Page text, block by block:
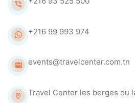
+216 99 993 974
events@travelcenter.com.tn
Travel Center les berges du